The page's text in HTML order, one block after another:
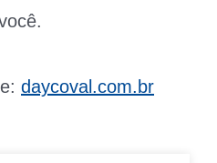
daycoval.com.br